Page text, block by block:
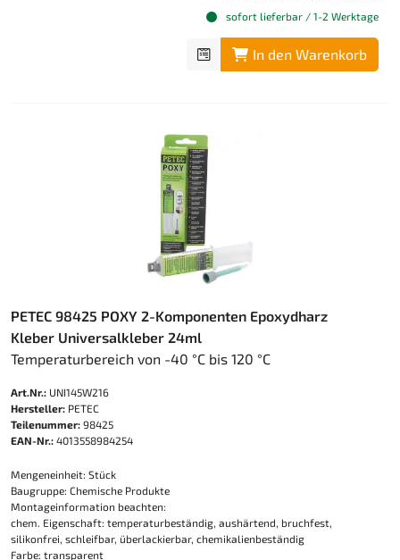
sofort lieferbar / 1-2 Werktage
In den Warenkorb
PETEC 98425 POXY 2-Komponenten Epoxydharz
Kleber Universalkleber 24ml
Temperaturbereich von -40 °C bis 120 °C
Art.Nr.: UNI145W216
Hersteller: PETEC
Teilenummer: 98425
EAN-Nr.: 4013558984254
Mengeneinheit: Stück
Baugruppe: Chemische Produkte
Montageinformation beachten:
chem. Eigenschaft: temperaturbeständig, aushärtend, bruchfest,
silikonfrei, schleifbar, überlackierbar, chemikalienbeständig
Farbe: transparent